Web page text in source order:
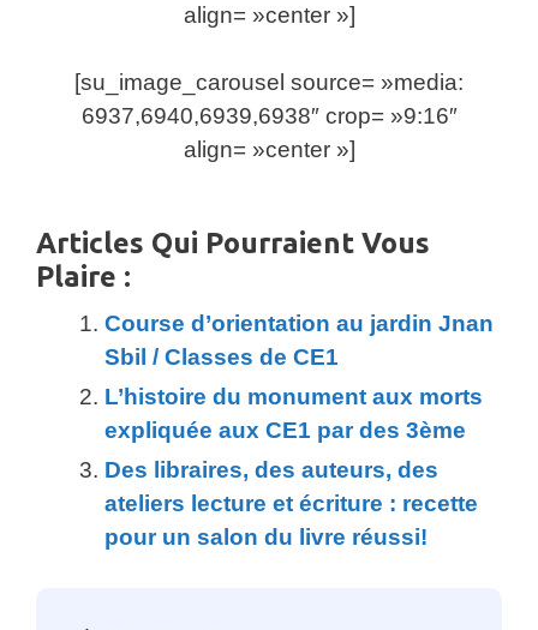
align= »center »]
[su_image_carousel source= »media:
6937,6940,6939,6938″ crop= »9:16″
align= »center »]
Articles Qui Pourraient Vous
Plaire :
Course d’orientation au jardin Jnan
Sbil / Classes de CE1
L’histoire du monument aux morts
expliquée aux CE1 par des 3ème
Des libraires, des auteurs, des
ateliers lecture et écriture : recette
pour un salon du livre réussi!